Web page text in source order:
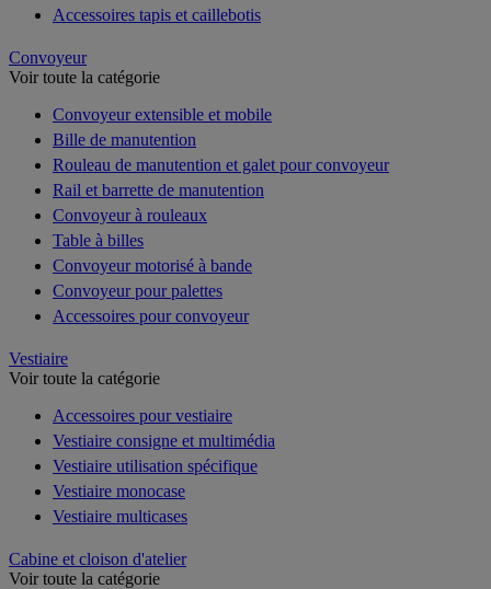
Accessoires tapis et caillebotis
Convoyeur
Voir toute la catégorie
Convoyeur extensible et mobile
Bille de manutention
Rouleau de manutention et galet pour convoyeur
Rail et barrette de manutention
Convoyeur à rouleaux
Table à billes
Convoyeur motorisé à bande
Convoyeur pour palettes
Accessoires pour convoyeur
Vestiaire
Voir toute la catégorie
Accessoires pour vestiaire
Vestiaire consigne et multimédia
Vestiaire utilisation spécifique
Vestiaire monocase
Vestiaire multicases
Cabine et cloison d'atelier
Voir toute la catégorie